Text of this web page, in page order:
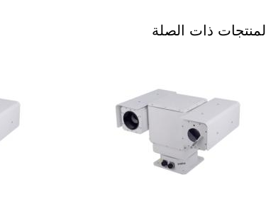
المنتجات ذات الصلة